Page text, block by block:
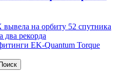
вывела на орбиту 52 спутника
два рекорда
EK-Quantum Torque